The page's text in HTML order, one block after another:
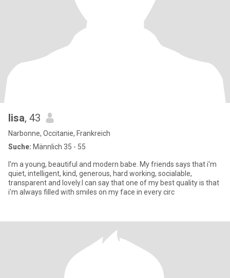
lisa, 43
Narbonne, Occitanie, Frankreich
Suche: Männlich 35 - 55
I'm a young, beautiful and modern babe. My friends says that i'm
quiet, intelligent, kind, generous, hard working, socialable,
transparent and lovely.I can say that one of my best quality is that
i'm always filled with smiles on my face in every circ